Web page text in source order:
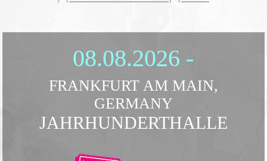
08.08.2026 -
FRANKFURT AM MAIN,
GERMANY
JAHRHUNDERTHALLE